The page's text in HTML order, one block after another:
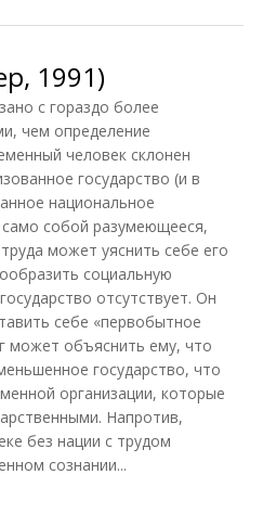
1991)
с гораздо более
чем определение
человек склонен
государство (и в
национальное
само собой разумеющееся,
может уяснить себе его
социальную
отсутствует. Он
себе «первобытное
может объяснить ему, что
государство, что
организации, которые
Напротив,
без нации с трудом
сознании...